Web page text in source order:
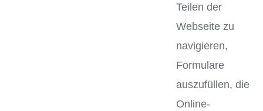
Teilen der
Webseite zu
navigieren,
Formulare
auszufüllen, die
Online-